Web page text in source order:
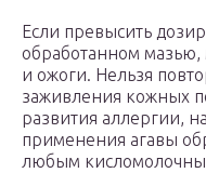
Если превысить
обработанном мазью,
и ожоги. Нельзя
заживления кожных
развития аллергии,
применения агавы
любым